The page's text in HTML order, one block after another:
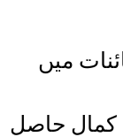
میں
کمال حاصل